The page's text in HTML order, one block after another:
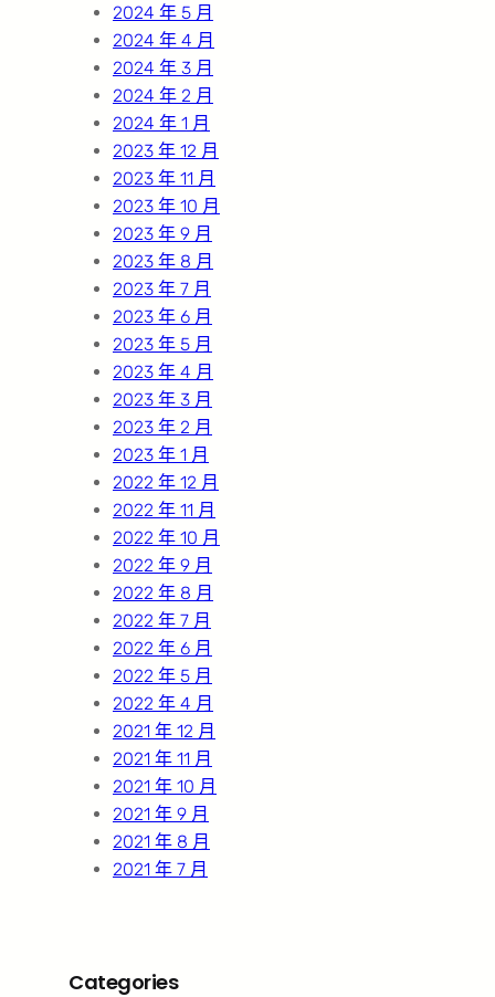
2024 年 5 月
2024 年 4 月
2024 年 3 月
2024 年 2 月
2024 年 1 月
2023 年 12 月
2023 年 11 月
2023 年 10 月
2023 年 9 月
2023 年 8 月
2023 年 7 月
2023 年 6 月
2023 年 5 月
2023 年 4 月
2023 年 3 月
2023 年 2 月
2023 年 1 月
2022 年 12 月
2022 年 11 月
2022 年 10 月
2022 年 9 月
2022 年 8 月
2022 年 7 月
2022 年 6 月
2022 年 5 月
2022 年 4 月
2021 年 12 月
2021 年 11 月
2021 年 10 月
2021 年 9 月
2021 年 8 月
2021 年 7 月
Categories